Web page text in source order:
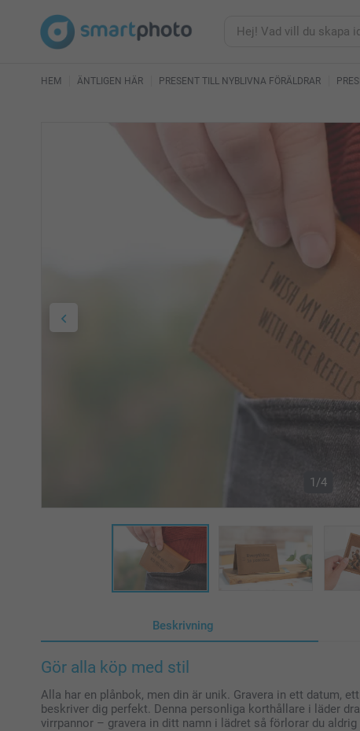
HEM ÄNTLIGEN HÄR PRESENT TILL NYBLIVNA FÖRÄLDRAR
1/4
Beskrivning
Gör alla köp med stil
Alla har en plånbok, men din är unik. Gravera in ett datum,
beskriver dig perfekt. Denna personliga korthållare i läder
virrpannor – gravera in ditt namn i lädret så förlorar du